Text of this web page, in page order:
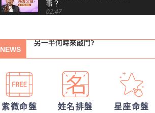
事？
02:47
你沒做錯任何事，為什麼還
習慣把累往肚子裡吞？最難
察覺內耗的6顆星
03:48
NEWS
他會是你最終的幸福？
30項情定一生占
我的人生命運20解
紫微命盤 姓名排盤 星座命盤